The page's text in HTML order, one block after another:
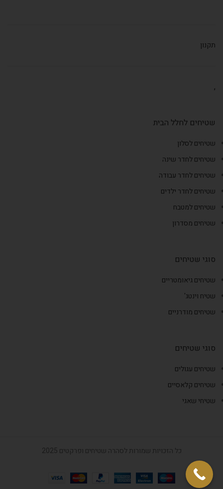
תקנון
,
שטיחים לחלל הבית
שטיחים לסלון
שטיחים לחדר שינה
שטיחים לחדר עבודה
שטיחים לחדר ילדים
שטיחים למטבח
שטיחים מסדרון
סוגי שטיחים
שטיחים גיאומטריים
שטיח וינטג'
שטיחים מודרניים
סוגי שטיחים
שטיחים עגולים
שטיחים קלאסיים
שטיחי שאגי
כל הזכויות שמורות לסהרה שטיחים ופרקטים 2025